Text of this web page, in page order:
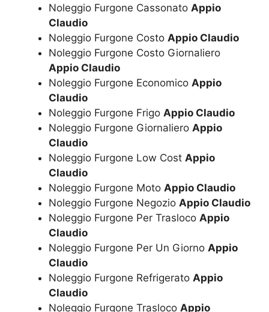
Noleggio Furgone Cassonato Appio
Claudio
Noleggio Furgone Costo Appio Claudio
Noleggio Furgone Costo Giornaliero
Appio Claudio
Noleggio Furgone Economico Appio
Claudio
Noleggio Furgone Frigo Appio Claudio
Noleggio Furgone Giornaliero Appio
Claudio
Noleggio Furgone Low Cost Appio
Claudio
Noleggio Furgone Moto Appio Claudio
Noleggio Furgone Negozio Appio Claudio
Noleggio Furgone Per Trasloco Appio
Claudio
Noleggio Furgone Per Un Giorno Appio
Claudio
Noleggio Furgone Refrigerato Appio
Claudio
Noleggio Furgone Trasloco Appio